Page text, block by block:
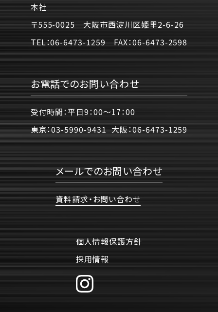
本社
〒555-0025 大阪市西淀川区姫里2-6-26
TEL：06-6473-1259 FAX：06-6473-2598
お電話でのお問い合わせ
受付時間：平日9：00〜17：00
東京：03-5990-9431 大阪：06-6473-1259
メールでのお問い合わせ
資料請求・お問い合わせ
個人情報保護方針
採用情報